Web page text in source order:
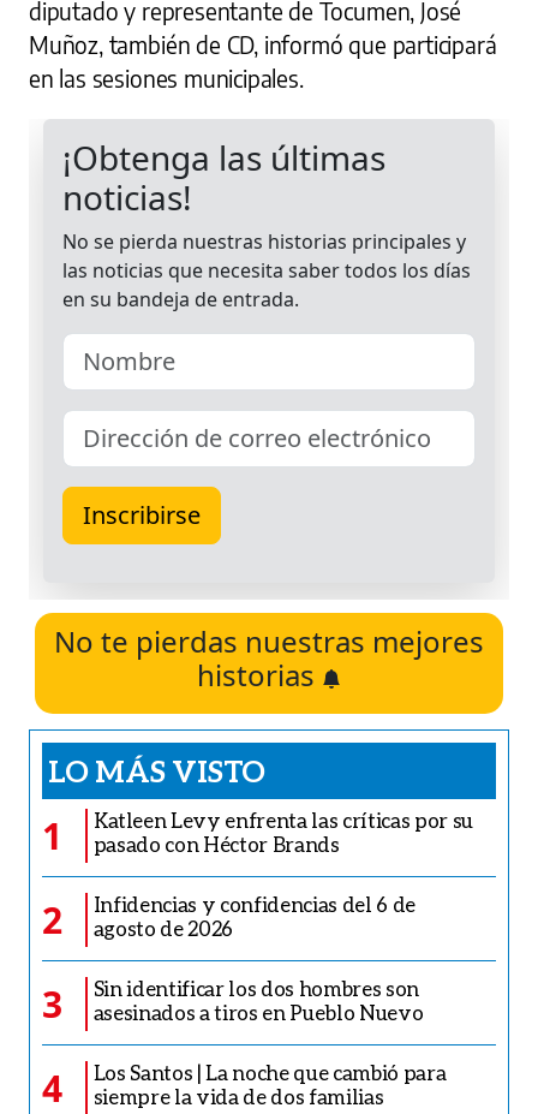
diputado y representante de Tocumen, José
Muñoz, también de CD, informó que participará
en las sesiones municipales.
No te pierdas nuestras mejores
historias
LO MÁS VISTO
1
Katleen Levy enfrenta las críticas por su
pasado con Héctor Brands
2
Infidencias y confidencias del 6 de
agosto de 2026
3
Sin identificar los dos hombres son
asesinados a tiros en Pueblo Nuevo
4
Los Santos | La noche que cambió para
siempre la vida de dos familias